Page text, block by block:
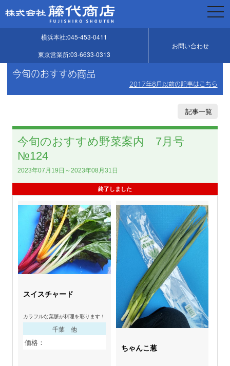
横浜本社:045-453-0411
お問い合わせ
東京営業所:03-6633-0313
今旬のおすすめ商品
2017年8月以前の記事はこちら
記事一覧
今旬のおすすめ野菜案内 7月号
№124
2023年07月19日～2023年08月31日
終了しました
スイスチャード
カラフルな葉脈が料理を彩ります！
千葉 他
価格：
ちゃんこ葱